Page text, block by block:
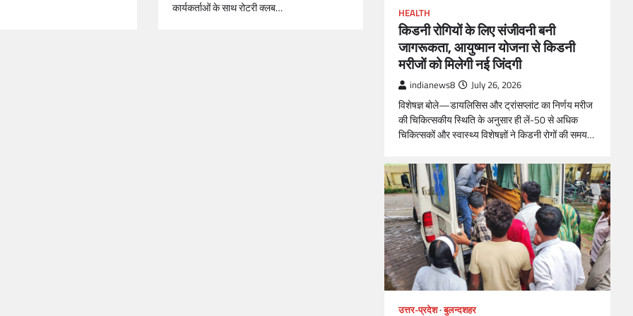
कार्यकर्ताओं के साथ रोटरी क्लब…
HEALTH
किडनी रोगियों के लिए संजीवनी बनी
जागरूकता, आयुष्मान योजना से किडनी
मरीजों को मिलेगी नई जिंदगी
indianews8 July 26, 2026
विशेषज्ञ बोले—डायलिसिस और ट्रांसप्लांट का निर्णय मरीज
की चिकित्सकीय स्थिति के अनुसार ही लें-50 से अधिक
चिकित्सकों और स्वास्थ्य विशेषज्ञों ने किडनी रोगों की समय…
उत्तर-प्रदेश बुलन्दशहर